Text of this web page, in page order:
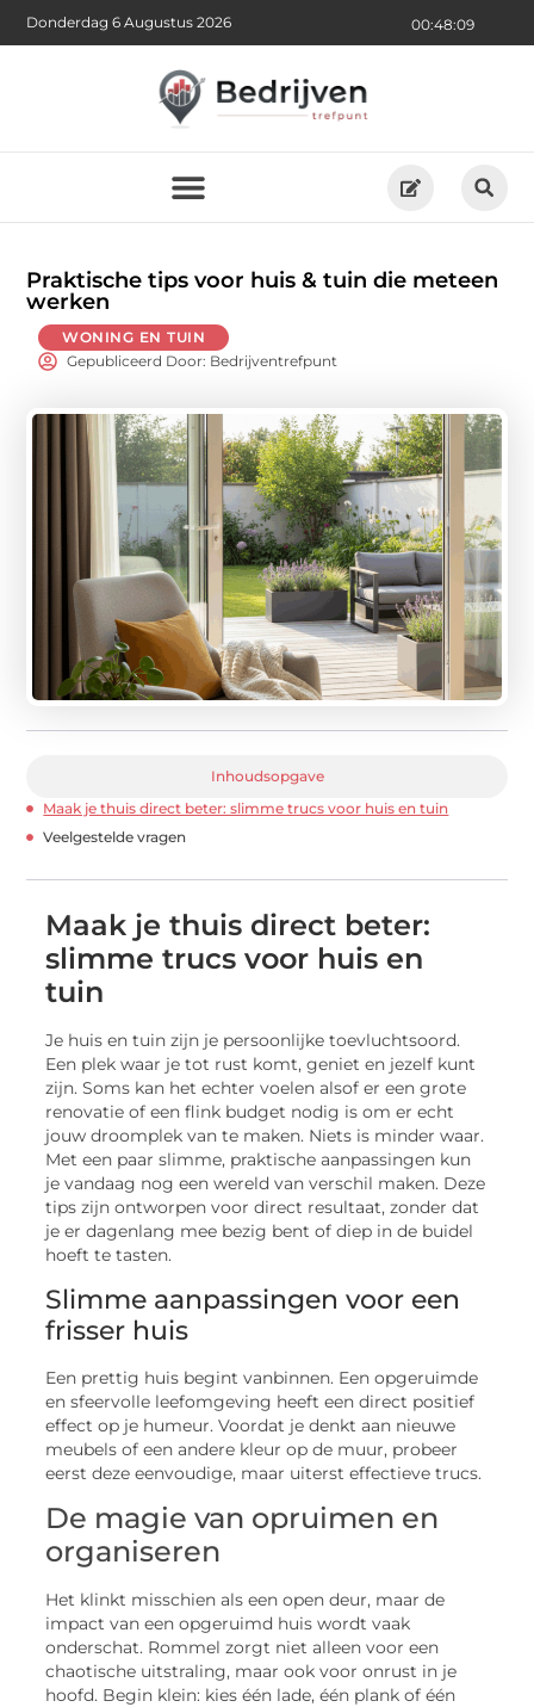
00:48:10
Donderdag 6 Augustus 2026
Praktische tips voor huis & tuin die meteen
werken
WONING EN TUIN
Gepubliceerd Door: Bedrijventrefpunt
Inhoudsopgave
Maak je thuis direct beter: slimme trucs voor huis en tuin
Veelgestelde vragen
Maak je thuis direct beter:
slimme trucs voor huis en
tuin
Je huis en tuin zijn je persoonlijke toevluchtsoord.
Een plek waar je tot rust komt, geniet en jezelf kunt
zijn. Soms kan het echter voelen alsof er een grote
renovatie of een flink budget nodig is om er echt
jouw droomplek van te maken. Niets is minder waar.
Met een paar slimme, praktische aanpassingen kun
je vandaag nog een wereld van verschil maken. Deze
tips zijn ontworpen voor direct resultaat, zonder dat
je er dagenlang mee bezig bent of diep in de buidel
hoeft te tasten.
Slimme aanpassingen voor een
frisser huis
Een prettig huis begint vanbinnen. Een opgeruimde
en sfeervolle leefomgeving heeft een direct positief
effect op je humeur. Voordat je denkt aan nieuwe
meubels of een andere kleur op de muur, probeer
eerst deze eenvoudige, maar uiterst effectieve trucs.
De magie van opruimen en
organiseren
Het klinkt misschien als een open deur, maar de
impact van een opgeruimd huis wordt vaak
onderschat. Rommel zorgt niet alleen voor een
chaotische uitstraling, maar ook voor onrust in je
hoofd. Begin klein: kies één lade, één plank of één